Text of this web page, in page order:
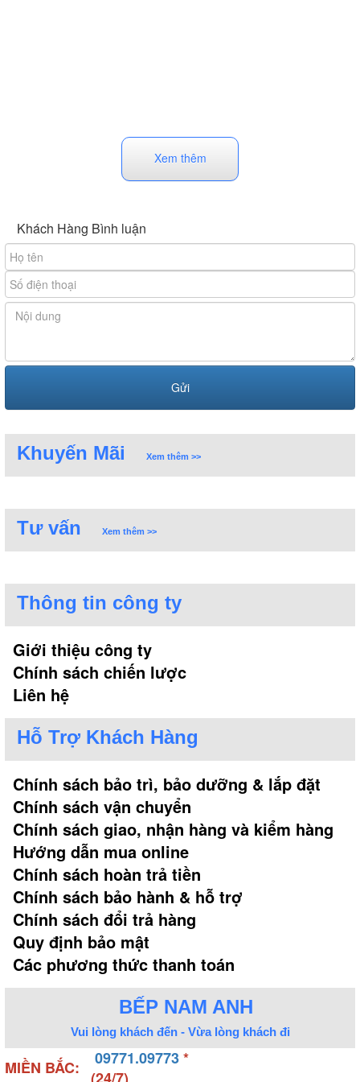
Xem thêm
Khách Hàng Bình luận
Khuyến Mãi Xem thêm >>
Tư vấn Xem thêm >>
Thông tin công ty
Giới thiệu công ty
Chính sách chiến lược
Liên hệ
Hỗ Trợ Khách Hàng
Chính sách bảo trì, bảo dưỡng & lắp đặt
Chính sách vận chuyển
Chính sách giao, nhận hàng và kiểm hàng
Hướng dẫn mua online
Chính sách hoàn trả tiền
Chính sách bảo hành & hỗ trợ
Chính sách đổi trả hàng
Quy định bảo mật
Các phương thức thanh toán
BẾP NAM ANH
Vui lòng khách đến - Vừa lòng khách đi
MIỀN BẮC: 09771.09773*